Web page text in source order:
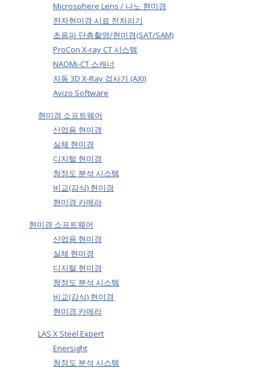
Microsphere Lens / 나노 현미경
전자현미경 시료 전처리기
초음파 단층촬영/현미경(SAT/SAM)
ProCon X-ray CT 시스템
NAOMi-CT 스캐너
자동 3D X-Ray 검사기 (AXI)
Avizo Software
현미경 소프트웨어
산업용 현미경
실체 현미경
디지털 현미경
청정도 분석 시스템
비교(감식) 현미경
현미경 카메라
현미경 소프트웨어
산업용 현미경
실체 현미경
디지털 현미경
청정도 분석 시스템
비교(감식) 현미경
현미경 카메라
LAS X Steel Expert
Enersight
청정도 분석 시스템